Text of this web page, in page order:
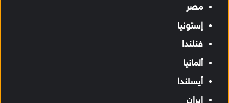
مصر
إستونيا
فنلندا
ألمانيا
أيسلندا